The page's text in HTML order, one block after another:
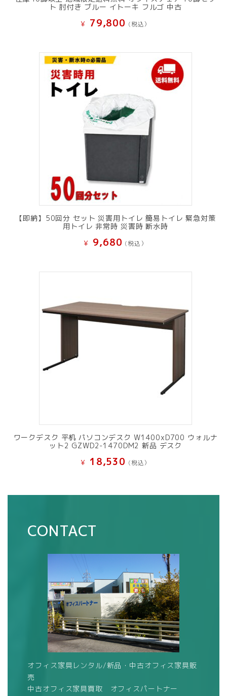
ト 肘付き ブルー イトーキ フルゴ 中古
¥ 79,800 (税込）
【即納】50回分 セット 災害用トイレ 簡易トイレ 緊急対策
用トイレ 非常時 災害時 断水時
¥ 9,680 (税込）
ワークデスク 平机 パソコンデスク W1400xD700 ウォルナ
ット2 GZWD2-1470DM2 新品 デスク
¥ 18,530 (税込）
CONTACT
オフィス家具レンタル/新品・中古オフィス家具販
売
中古オフィス家具買取 オフィスパートナー